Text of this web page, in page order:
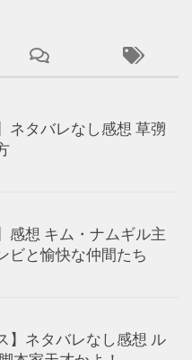
ネタバレなし感想 草彅
感想 キム・ナムギル主
と愉快な仲間たち
】ネタバレなし感想 ル